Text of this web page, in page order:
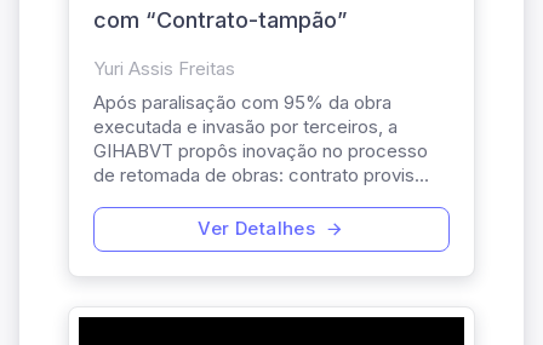
com “Contrato-tampão”
Yuri Assis Freitas
Após paralisação com 95% da obra
executada e invasão por terceiros, a
GIHABVT propôs inovação no processo
de retomada de obras: contrato provis...
Ver Detalhes